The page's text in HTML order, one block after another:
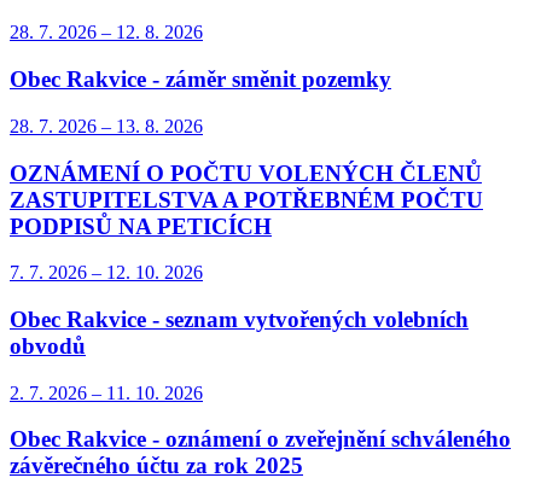
28. 7. 2026 – 12. 8. 2026
Obec Rakvice - záměr směnit pozemky
28. 7. 2026 – 13. 8. 2026
OZNÁMENÍ O POČTU VOLENÝCH ČLENŮ
ZASTUPITELSTVA A POTŘEBNÉM POČTU
PODPISŮ NA PETICÍCH
7. 7. 2026 – 12. 10. 2026
Obec Rakvice - seznam vytvořených volebních
obvodů
2. 7. 2026 – 11. 10. 2026
Obec Rakvice - oznámení o zveřejnění schváleného
závěrečného účtu za rok 2025